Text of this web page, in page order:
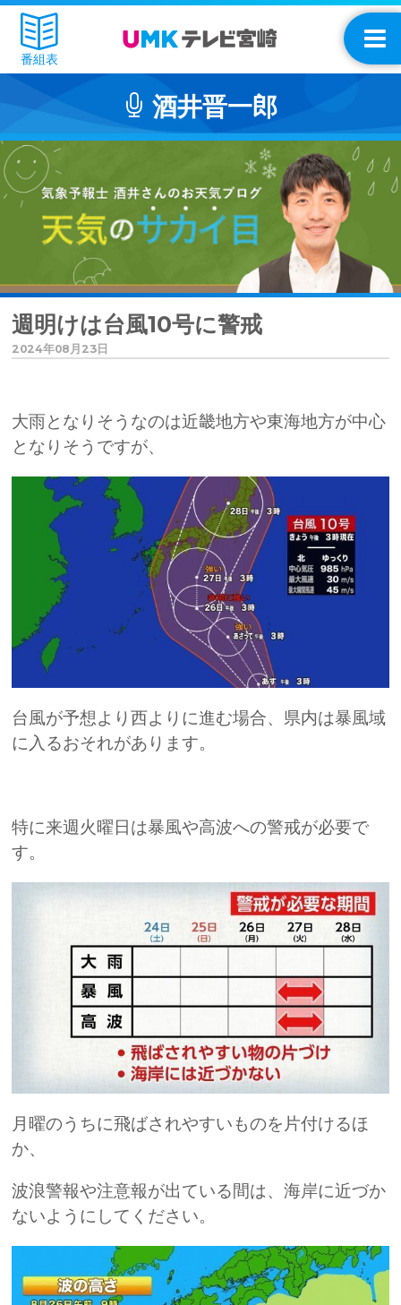
番組表
酒井晋一郎
週明けは台風10号に警戒
2024年08月23日
大雨となりそうなのは近畿地方や東海地方が中心
となりそうですが、
台風が予想より西よりに進む場合、県内は暴風域
に入るおそれがあります。
特に来週火曜日は暴風や高波への警戒が必要で
す。
月曜のうちに飛ばされやすいものを片付けるほ
か、
波浪警報や注意報が出ている間は、海岸に近づか
ないようにしてください。